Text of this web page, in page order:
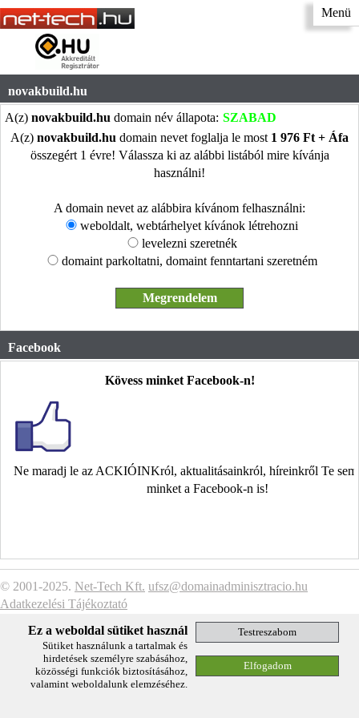
Menü
novakbuild.hu
A(z) novakbuild.hu domain név állapota: SZABAD
A(z) novakbuild.hu domain nevet foglalja le most 1 976 Ft + Áfa
összegért 1 évre! Válassza ki az alábbi listából mire kívánja
használni!
A domain nevet az alábbira kívánom felhasználni:
weboldalt, webtárhelyet kívánok létrehozni
levelezni szeretnék
domaint parkoltatni, domaint fenntartani szeretném
Facebook
Kövess minket Facebook-n!
Ne maradj le az ACKIÓINKról, aktualitásainkról, híreinkről Te
minket a Facebook-n is!
© 2001-2025. Net-Tech Kft. ufsz@domainadminisztracio.hu
Adatkezelési Tájékoztató
Ez a weboldal sütiket használ
Sütiket használunk a tartalmak és
hirdetések személyre szabásához,
közösségi funkciók biztosításához,
valamint weboldalunk elemzéséhez.